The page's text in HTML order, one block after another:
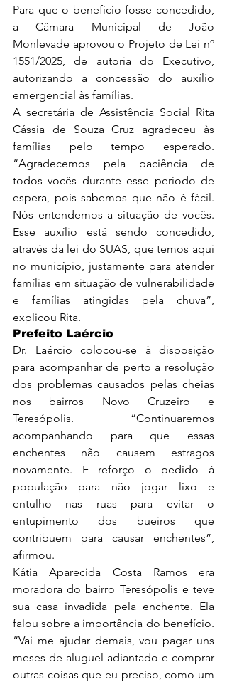
Para que o benefício fosse concedido,
a Câmara Municipal de João
Monlevade aprovou o Projeto de Lei nº
1551/2025, de autoria do Executivo,
autorizando a concessão do auxílio
emergencial às famílias.
A secretária de Assistência Social Rita
Cássia de Souza Cruz agradeceu às
famílias pelo tempo esperado.
“Agradecemos pela paciência de
todos vocês durante esse período de
espera, pois sabemos que não é fácil.
Nós entendemos a situação de vocês.
Esse auxílio está sendo concedido,
através da lei do SUAS, que temos aqui
no município, justamente para atender
famílias em situação de vulnerabilidade
e famílias atingidas pela chuva”,
explicou Rita.
Prefeito Laércio
Dr. Laércio colocou-se à disposição
para acompanhar de perto a resolução
dos problemas causados pelas cheias
nos bairros Novo Cruzeiro e
Teresópolis. “Continuaremos
acompanhando para que essas
enchentes não causem estragos
novamente. E reforço o pedido à
população para não jogar lixo e
entulho nas ruas para evitar o
entupimento dos bueiros que
contribuem para causar enchentes”,
afirmou.
Kátia Aparecida Costa Ramos era
moradora do bairro Teresópolis e teve
sua casa invadida pela enchente. Ela
falou sobre a importância do benefício.
“Vai me ajudar demais, vou pagar uns
meses de aluguel adiantado e comprar
outras coisas que eu preciso, como um